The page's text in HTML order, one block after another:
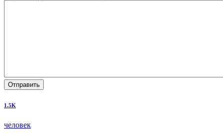
Отправить
1.5K
человек